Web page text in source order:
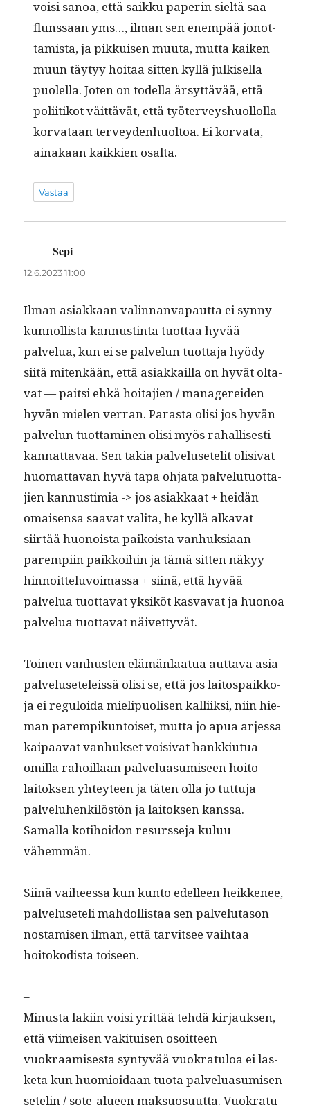
voisi sanoa, että saikku paperin sieltä saa
flun­ssaan yms…, ilman sen enem­pää jonot­
tamista, ja pikkuisen muu­ta, mut­ta kaiken
muun täy­tyy hoitaa sit­ten kyl­lä julkisel­la
puolel­la. Joten on todel­la ärsyt­tävää, että
poli­itikot väit­tävät, että työter­veyshuol­lol­la
kor­vataan ter­vey­den­huoltoa. Ei kor­va­ta,
ainakaan kaikkien osalta.
Vastaa
Sepi
12.6.2023 11:00
Ilman asi­akkaan valin­nan­va­paut­ta ei syn­ny
kun­nol­lista kan­nustin­ta tuot­taa hyvää
palvelua, kun ei se palvelun tuot­ta­ja hyödy
siitä mitenkään, että asi­akkail­la on hyvät olta­
vat — pait­si ehkä hoita­jien / man­agerei­den
hyvän mie­len ver­ran. Paras­ta olisi jos hyvän
palvelun tuot­ta­mi­nen olisi myös rahal­lis­es­ti
kan­nat­tavaa. Sen takia palvelusetelit oli­si­vat
huo­mat­ta­van hyvä tapa ohja­ta palve­lu­tuot­ta­
jien kan­nus­timia -> jos asi­akkaat + hei­dän
omaisen­sa saa­vat vali­ta, he kyl­lä alka­vat
siirtää huonoista paikoista van­huk­si­aan
parem­pi­in paikkoi­hin ja tämä sit­ten näkyy
hin­noit­telu­voimas­sa + siinä, että hyvää
palvelua tuot­ta­vat yksiköt kas­va­vat ja huonoa
palvelua tuot­ta­vat näivettyvät.
Toinen van­hus­ten elämän­laat­ua aut­ta­va asia
palveluseteleis­sä olisi se, että jos laito­spaikko­
ja ei reg­u­loi­da mielipuolisen kalli­ik­si, niin hie­
man parem­pikun­toiset, mut­ta jo apua arjes­sa
kaipaa­vat van­huk­set voisi­vat han­kki­u­tua
omil­la rahoil­laan palvelu­a­sumiseen hoito­
laitok­sen yhtey­teen ja täten olla jo tut­tu­ja
palveluhenkilöstön ja laitok­sen kanssa.
Samal­la koti­hoidon resursse­ja kuluu
vähemmän.
Siinä vai­heessa kun kun­to edelleen heikke­nee,
palveluseteli mah­dol­lis­taa sen palve­lu­ta­son
nos­tamisen ilman, että tarvit­see vai­h­taa
hoitokodista toiseen.
–
Minus­ta laki­in voisi yrit­tää tehdä kir­jauk­sen,
että viimeisen vak­i­tuisen osoit­teen
vuokraamis­es­ta syn­tyvää vuokrat­u­loa ei las­
ke­ta kun huomioidaan tuo­ta palvelu­a­sumisen
setelin / sote-alueen mak­su­o­su­ut­ta. Vuokrat­u­